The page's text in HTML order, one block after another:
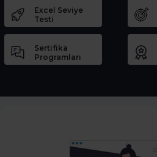
Excel Seviye
Testi
Sertifika
Programları